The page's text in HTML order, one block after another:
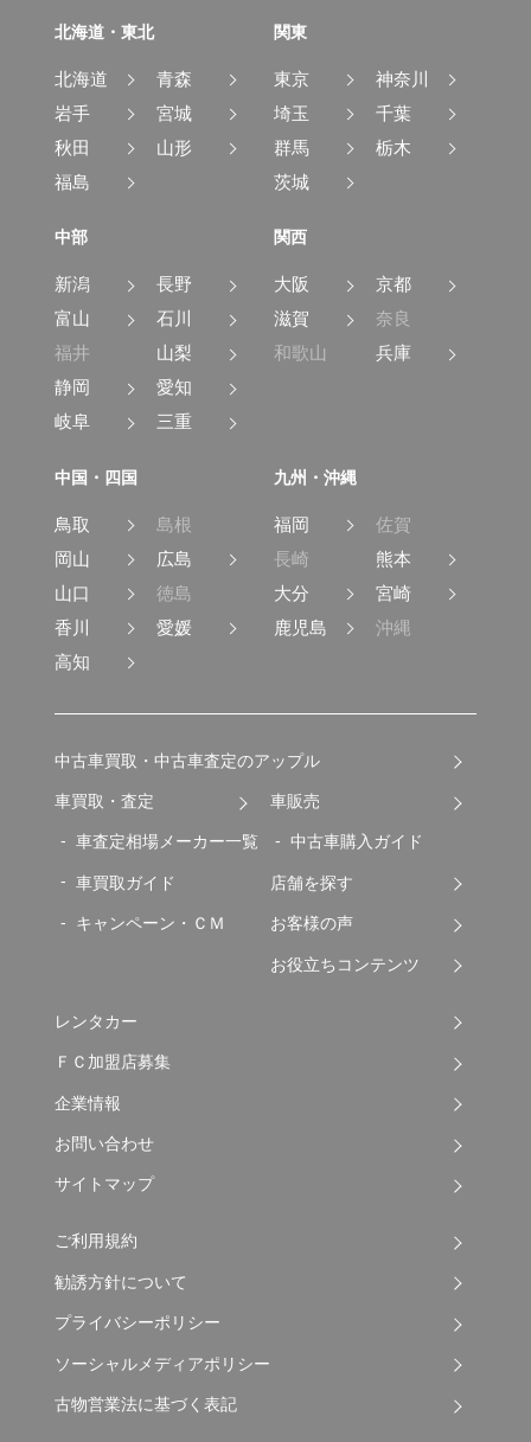
北海道・東北
北海道
青森
岩手
宮城
秋田
山形
福島
関東
東京
神奈川
埼玉
千葉
群馬
栃木
茨城
中部
新潟
長野
富山
石川
福井
山梨
静岡
愛知
岐阜
三重
関西
大阪
京都
滋賀
奈良
和歌山
兵庫
中国・四国
鳥取
島根
岡山
広島
山口
徳島
香川
愛媛
高知
九州・沖縄
福岡
佐賀
長崎
熊本
大分
宮崎
鹿児島
沖縄
中古車買取・中古車査定のアップル
車買取・査定
車査定相場メーカー一覧
車買取ガイド
キャンペーン・ＣＭ
車販売
中古車購入ガイド
店舗を探す
お客様の声
お役立ちコンテンツ
レンタカー
ＦＣ加盟店募集
企業情報
お問い合わせ
サイトマップ
ご利用規約
勧誘方針について
プライバシーポリシー
ソーシャルメディアポリシー
古物営業法に基づく表記